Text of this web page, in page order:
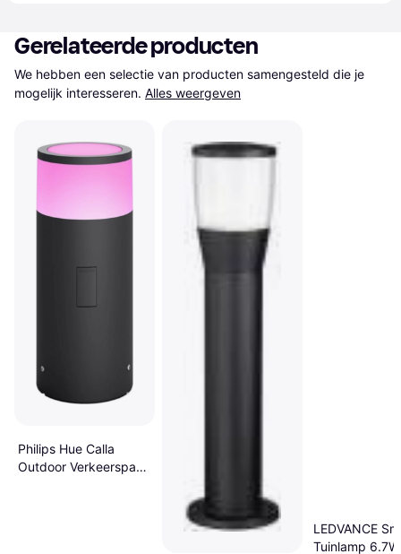
Gerelateerde producten
We hebben een selectie van producten samengesteld die je
mogelijk interesseren. Alles weergeven
Philips Hue Calla
Outdoor Verkeerspaal
LEDVANCE
Tuinlamp